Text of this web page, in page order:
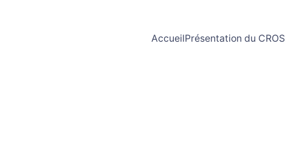
AccueilPrésentation du CROS